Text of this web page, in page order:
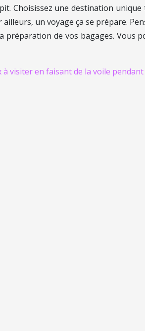
Choisissez une destination unique
un voyage ça se prépare.
préparation de vos bagages. Vous
visiter en faisant de la voile pendant